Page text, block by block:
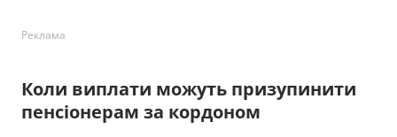
Реклама
Коли виплати можуть призупинити
пенсіонерам за кордоном